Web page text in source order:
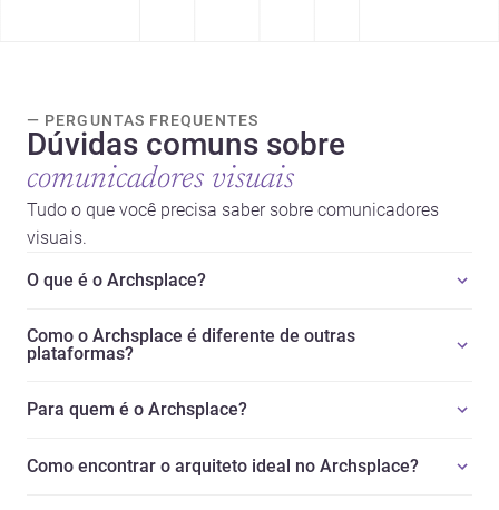
— PERGUNTAS FREQUENTES
Dúvidas comuns sobre
comunicadores visuais
Tudo o que você precisa saber sobre comunicadores
visuais.
O que é o Archsplace?
Como o Archsplace é diferente de outras
plataformas?
Para quem é o Archsplace?
Como encontrar o arquiteto ideal no Archsplace?